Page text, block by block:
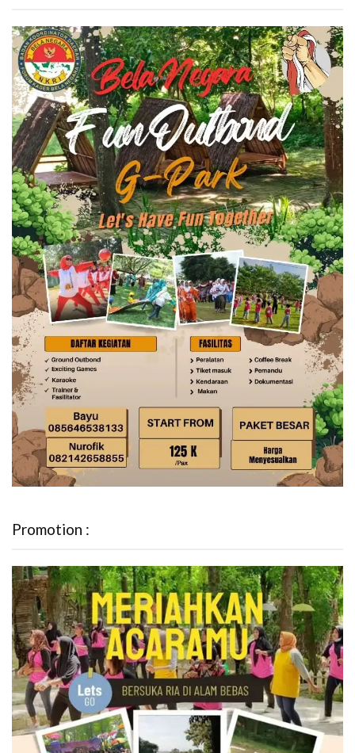
Promotion :